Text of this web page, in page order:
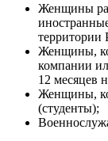
Женщины
территории
Женщины,
компании
12 месяцев
Женщины,
(студенты);